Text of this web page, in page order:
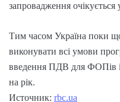
запровадження очікується
Тим часом Україна поки
виконувати всі умови
введення ПДВ для ФОПів
на рік.
Источник: rbc.ua